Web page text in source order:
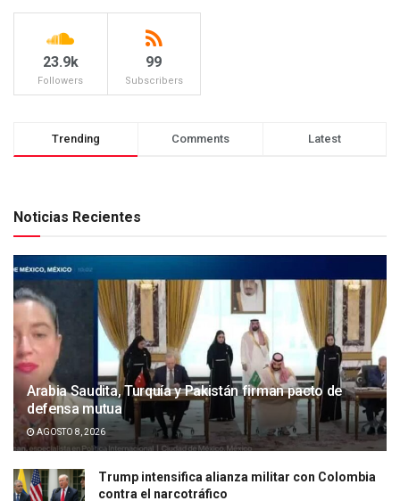
23.9k
Followers
99
Subscribers
Trending Comments Latest
Noticias Recientes
Arabia Saudita, Turquía y Pakistán firman pacto de
defensa mutua
AGOSTO 8, 2026
Trump intensifica alianza militar con Colombia
contra el narcotráfico